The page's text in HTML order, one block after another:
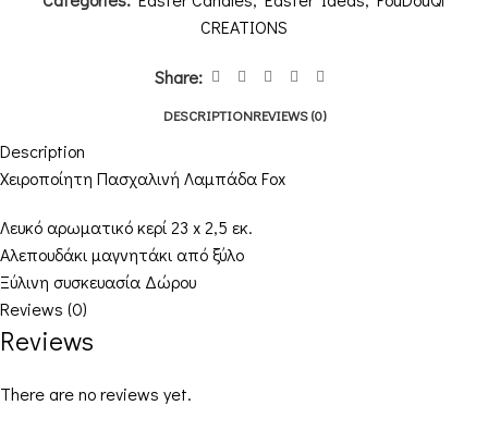
CREATIONS
Share:
DESCRIPTIONREVIEWS (0)
Description
Χειροποίητη Πασχαλινή ΛαμπάδαFox
Λευκό αρωματικό κερί 23 x 2,5 εκ.
Αλεπουδάκι μαγνητάκι από ξύλο
Ξύλινη συσκευασία Δώρου
Reviews (0)
Reviews
There are no reviews yet.